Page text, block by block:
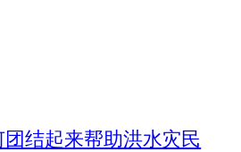
结起来帮助洪水灾民